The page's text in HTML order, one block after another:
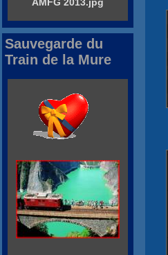
AMFG 2013.jpg
Sauvegarde du
Train de la Mure